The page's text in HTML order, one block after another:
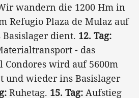
wandern die 1200 Hm in
Refugio Plaza de Mulaz auf
Basislager dient. 12. Tag:
- das
Condores wird auf 5600m
und wieder ins Basislager
Ruhetag. 15. Tag: Aufstieg